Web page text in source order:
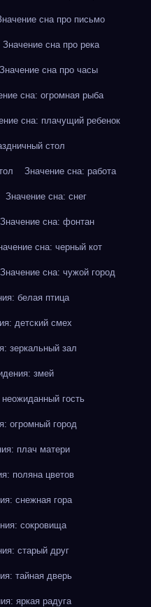
сна про письмо
Значение сна про река
Значение сна про часы
сна: огромная рыба
сна: плачущий ребенок
стол
Значение сна: работа
Значение сна: снег
Значение сна: фонтан
сна: черный кот
Значение сна: чужой город
белая птица
детский смех
зеркальный зал
змей
гость
огромный город
плач матери
поляна цветов
снежная гора
сокровища
старый друг
тайная дверь
яркая радуга